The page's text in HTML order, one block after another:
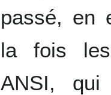
passé, en
la fois
ANSI,